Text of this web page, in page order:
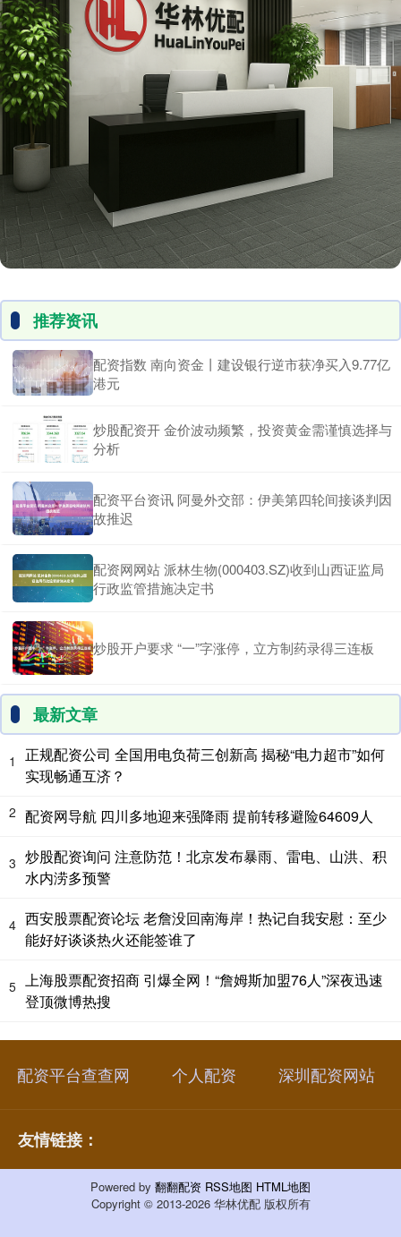
推荐资讯
配资指数 南向资金丨建设银行逆市获净买入9.77亿
港元
炒股配资开 金价波动频繁，投资黄金需谨慎选择与
分析
配资平台资讯 阿曼外交部：伊美第四轮间接谈判因
故推迟
配资网网站 派林生物(000403.SZ)收到山西证监局
行政监管措施决定书
炒股开户要求 “一”字涨停，立方制药录得三连板
最新文章
1
正规配资公司 全国用电负荷三创新高 揭秘“电力超市”如何
实现畅通互济？
2 配资网导航 四川多地迎来强降雨 提前转移避险64609人
3 炒股配资询问 注意防范！北京发布暴雨、雷电、山洪、积
水内涝多预警
4 西安股票配资论坛 老詹没回南海岸！热记自我安慰：至少
能好好谈谈热火还能签谁了
5 上海股票配资招商 引爆全网！“詹姆斯加盟76人”深夜迅速
登顶微博热搜
配资平台查查网 个人配资 深圳配资网站
友情链接：
Powered by 翻翻配资 RSS地图 HTML地图
Copyright © 2013-2026 华林优配 版权所有